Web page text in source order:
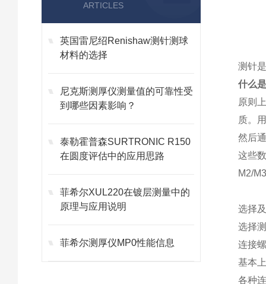
ARTICLES
英国雷尼绍Renishaw测针测球
材料的选择
尼克斯测厚仪测量值的可靠性受
到哪些因素影响？
泰勒霍普森SURTRONIC R150
在圆度评估中的应用思路
菲希尔XUL220在镀层测量中的
原理与应用说明
菲希尔测厚仪MP0性能信息
测针
什么
原则
质。
然后
这些
M2/
选择
选择
连接
基本
各种